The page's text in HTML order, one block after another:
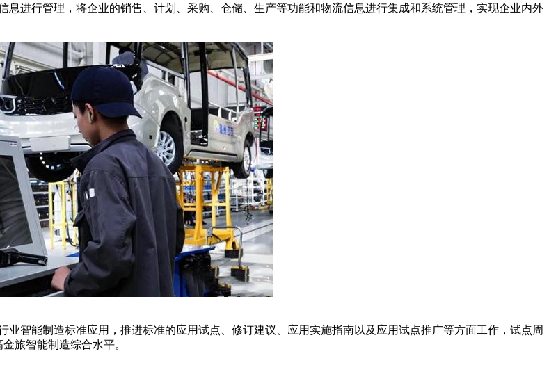
进行管理，将企业的销售、计划、采购、仓储、生产等功能和物流信息进行集成和系统管理，实现企业内外
智能制造标准应用，推进标准的应用试点、修订建议、应用实施指南以及应用试点推广等方面工作，试点周
旅智能制造综合水平。